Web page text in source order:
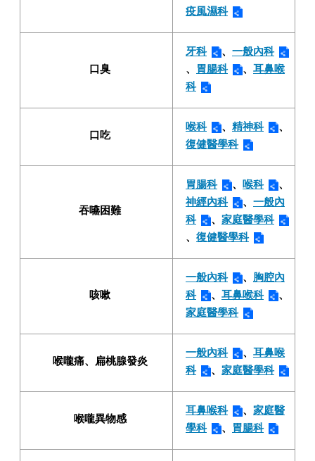
疫風濕科
口臭
牙科 、 一般內科
、
胃腸科 、 耳鼻喉
科
口吃
喉科 、 精神科
、
復健醫學科
吞嚥困難
胃腸科 、 喉科
、
神經內科
、 一般內
科
、 家庭醫學科
、 復健醫學科
咳嗽
一般內科 、 胸腔內
科
、 耳鼻喉科
、
家庭醫學科
喉嚨痛、扁桃腺發炎
一般內科 、 耳鼻喉
科
、 家庭醫學科
喉嚨異物感
耳鼻喉科 、 家庭醫
學科
、 胃腸科